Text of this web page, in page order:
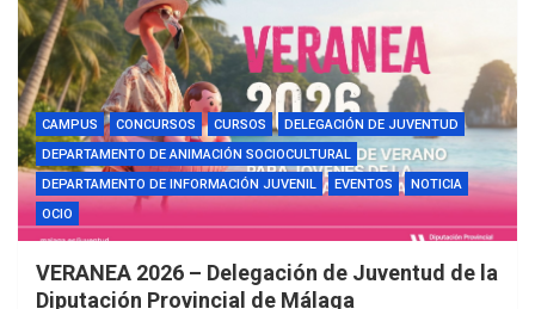
CAMPUS CONCURSOS CURSOS
DELEGACIÓN DE JUVENTUD
DEPARTAMENTO DE ANIMACIÓN SOCIOCULTURAL
DEPARTAMENTO DE INFORMACIÓN JUVENIL
EVENTOS
NOTICIA
OCIO
VERANEA 2026 – Delegación de Juventud de la
Diputación Provincial de Málaga